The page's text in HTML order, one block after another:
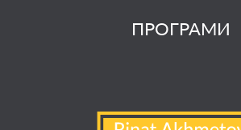
ПРОГРАМИ